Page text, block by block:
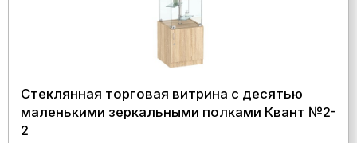
Стеклянная торговая витрина с десятью
маленькими зеркальными полками Квант №2-
2